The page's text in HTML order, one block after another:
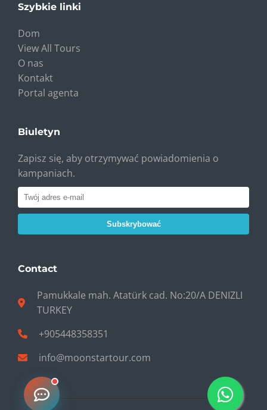
Szybkie linki
Dom
View All Tours
O nas
Kontakt
Portal agenta
Biuletyn
Zapisz się, aby otrzymywać powiadomienia o
kampaniach.
Subskrybować
Contact
Pamukkale mah. Atatürk cad. No:20/A DENIZLI
TURKEY
+905448358351
info@moonstartour.com